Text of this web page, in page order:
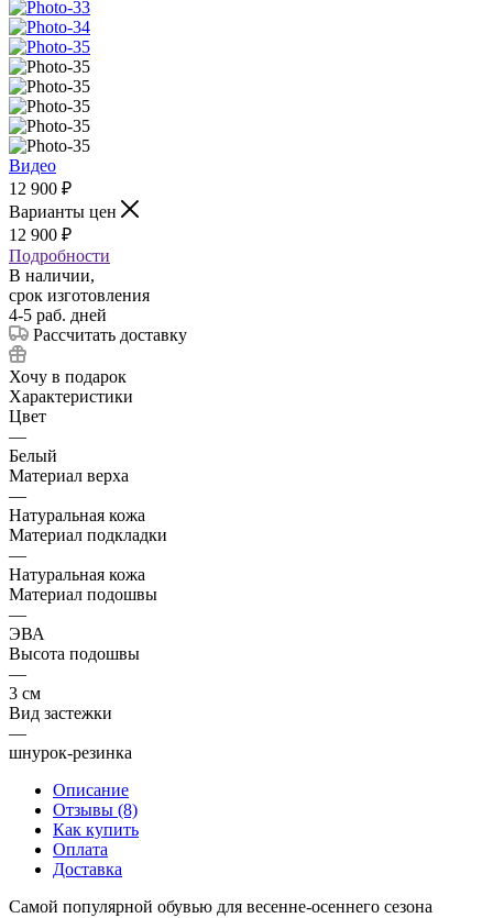
Видео
12 900 ₽
Варианты цен
12 900 ₽
Подробности
В наличии,
срок изготовления
4-5 раб. дней
Рассчитать доставку
Хочу в подарок
Характеристики
Цвет
—
Белый
Материал верха
—
Натуральная кожа
Материал подкладки
—
Натуральная кожа
Материал подошвы
—
ЭВА
Высота подошвы
—
3 см
Вид застежки
—
шнурок-резинка
Описание
Отзывы (8)
Как купить
Оплата
Доставка
Самой популярной обувью для весенне-осеннего сезона